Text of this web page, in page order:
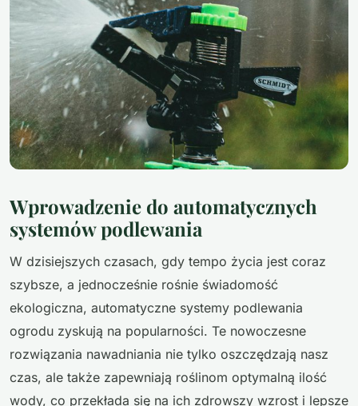
Wprowadzenie do automatycznych
systemów podlewania
W dzisiejszych czasach, gdy tempo życia jest coraz
szybsze, a jednocześnie rośnie świadomość
ekologiczna, automatyczne systemy podlewania
ogrodu zyskują na popularności. Te nowoczesne
rozwiązania nawadniania nie tylko oszczędzają nasz
czas, ale także zapewniają roślinom optymalną ilość
wody, co przekłada się na ich zdrowszy wzrost i lepsze